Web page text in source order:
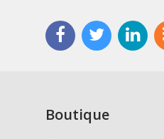
Boutique